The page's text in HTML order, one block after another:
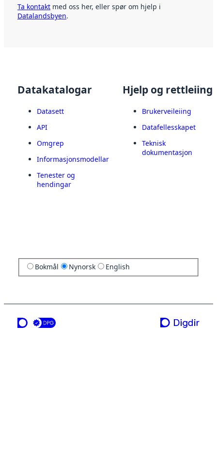
Ta kontakt med oss her, eller spør om hjelp i
Datalandsbyen.
Datakatalogar
Datasett
API
Omgrep
Informasjonsmodellar
Tenester og
hendingar
Hjelp og rettleiing
Brukerveileiing
Datafellesskapet
Teknisk
dokumentasjon
Bokmål Nynorsk English